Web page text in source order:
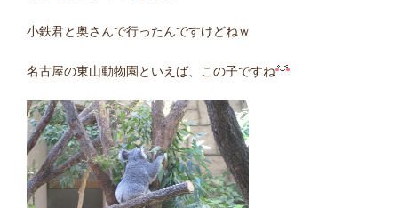
小鉄君と奥さんで行ったんですけどねｗ
名古屋の東山動物園といえば、この子ですね